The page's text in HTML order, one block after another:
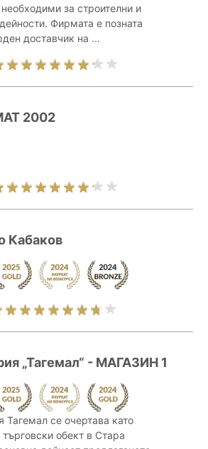
за строителни и
Фирмата е позната
доставчик на ...
2002
Кабаков
„Тагемал“ - МАГАЗИН 1
Тагемал се очертава като
търговски обект в Стара